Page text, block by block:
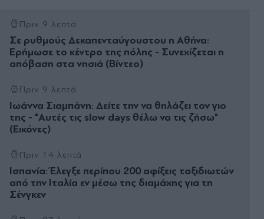
Πριν 9 λεπτά
Σε ρυθμούς Δεκαπενταύγουστου η Αθήνα:
Ερήμωσε το κέντρο της πόλης - Συνεχίζεται η
απόβαση στα νησιά (Βίντεο)
Πριν 9 λεπτά
Ιωάννα Σιαμπάνη: Δείτε την να θηλάζει τον γιο
της - "Αυτές τις slow days θέλω να τις ζήσω"
(Εικόνες)
Πριν 14 λεπτά
Ισπανία: Έλεγξε περίπου 200 αφίξεις ταξιδιωτών
από την Ιταλία εν μέσω της διαμάχης για τη
Σένγκεν